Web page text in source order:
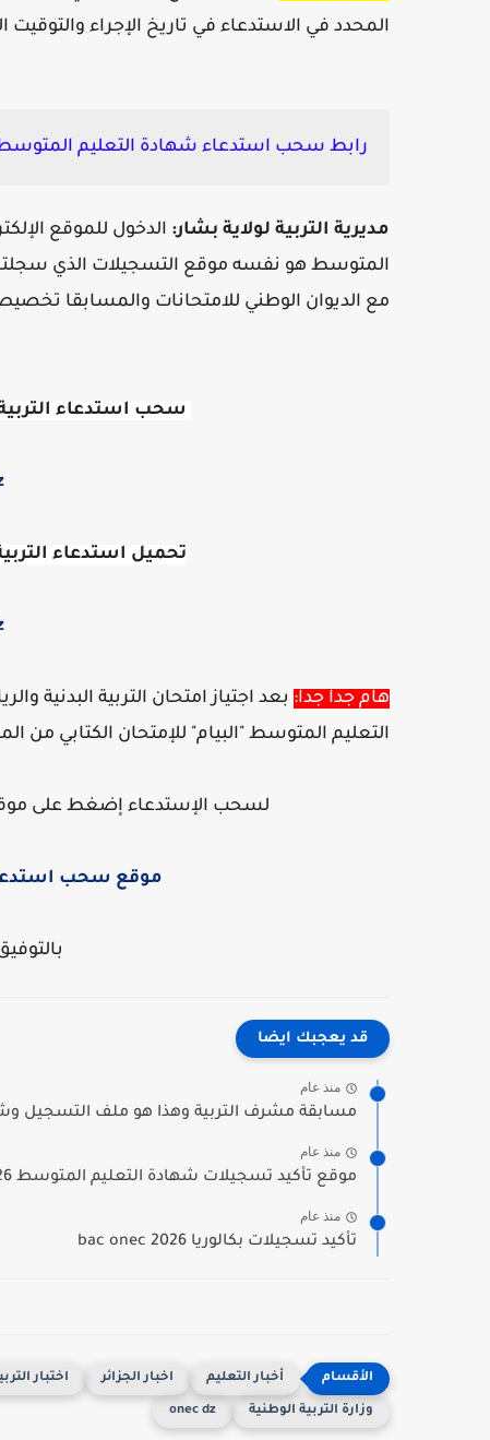
المحدد في الاستدعاء في تاريخ الإجراء
رابط سحب استدعاء شهادة التعليم المتوسط
مديرية التربية لولاية بشار: الدخول للموقع
المتوسط هو نفسه موقع التسجيلات الذي سجلتم
مع الديوان الوطني للامتحانات والمسابقا
سحب استدعاء
تحميل استدعاء
هام جدا جدا: بعد اجتياز امتحان التربية
التعليم المتوسط "البيام" للإمتحان الكتابي من
لسحب الإستدعاء إضغط على
موقع سحب
قد يعجبك ايضا
منذ عام
مسابقة مشرف التربية وهذا هو ملف التسجيل
منذ عام
موقع تأكيد تسجيلات شهادة التعليم المتوسط 2026 bem.onec.dz
منذ عام
تأكيد تسجيلات بكالوريا bac onec 2026
أخبار التعليم اخبار الجزائر اختبار
وزارة التربية الوطنية onec dz